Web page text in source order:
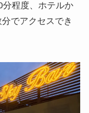
分程度、ホテルか
でアクセスでき